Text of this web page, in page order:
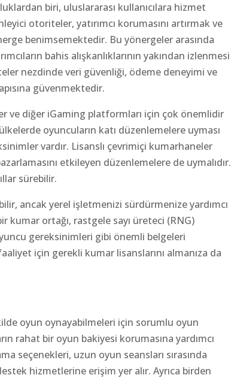
biri, uluslararası kullanıcılara hizmet
otoriteler, yatırımcı korumasını artırmak ve
benimsemektedir. Bu yönergeler arasında
bahis alışkanlıklarının yakından izlenmesi
nezdinde veri güvenliği, ödeme deneyimi ve
güvenmektedir.
ve diğer iGaming platformları için çok önemlidir
oyuncuların katı düzenlemelere uyması
vardır. Lisanslı çevrimiçi kumarhaneler
etkileyen düzenlemelere de uymalıdır.
sürebilir.
ancak yerel işletmenizi sürdürmenize yardımcı
ortağı, rastgele sayı üreteci (RNG)
gereksinimleri gibi önemli belgeleri
için gerekli kumar lisanslarını almanıza da
oyun oynayabilmeleri için sorumlu oyun
rahat bir oyun bakiyesi korumasına yardımcı
seçenekleri, uzun oyun seansları sırasında
hizmetlerine erişim yer alır. Ayrıca birden